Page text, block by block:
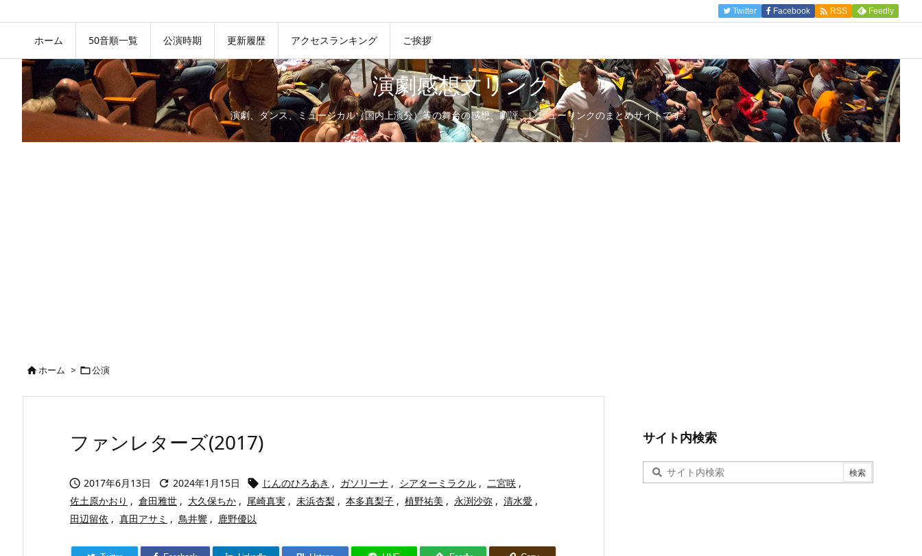
ホーム 50音順一覧 公演時期 更新履歴 アクセスランキング ご挨拶
Twitter Facebook  RSS Feedly
演劇感想文リンク
演劇、ダンス、ミュージカル（国内上演分）等の舞台の感想、劇評、レビューリンクのまとめサイトです。
ホーム > 公演
ファンレターズ(2017)
 2017年6月13日  2024年1月15日  じんのひろあき , ガソリーナ , シアターミラクル , 二宮咲 ,
佐土原かおり , 倉田雅世 , 大久保ちか , 尾崎真実 , 未浜杏梨 , 本多真梨子 , 植野祐美 , 永渕沙弥 , 清水愛 ,
田辺留依 , 真田アサミ , 鳥井響 , 鹿野優以
サイト内検索